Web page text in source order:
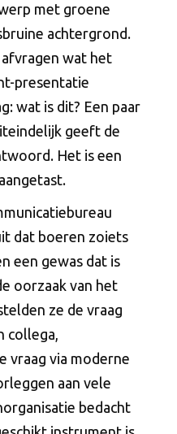
met groene
achtergrond.
wat het
presentatie
wat is dit? Een paar
geeft de
Het is een
dat boeren zoiets
een gewas dat is
oorzaak van het
ze de vraag
collega,
vraag via moderne
aan vele
bedacht